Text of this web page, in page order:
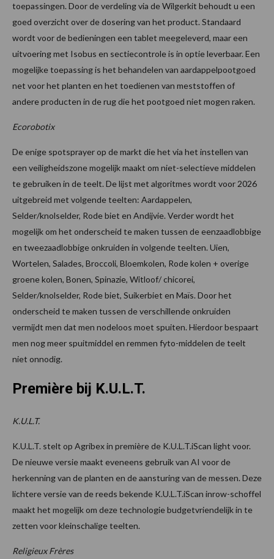
toepassingen. Door de verdeling via de Wilgerkit behoudt u een
goed overzicht over de dosering van het product. Standaard
wordt voor de bedieningen een tablet meegeleverd, maar een
uitvoering met Isobus en sectiecontrole is in optie leverbaar. Een
mogelijke toepassing is het behandelen van aardappelpootgoed
net voor het planten en het toedienen van meststoffen of
andere producten in de rug die het pootgoed niet mogen raken.
Ecorobotix
De enige spotsprayer op de markt die het via het instellen van
een veiligheidszone mogelijk maakt om niet-selectieve middelen
te gebruiken in de teelt. De lijst met algoritmes wordt voor 2026
uitgebreid met volgende teelten: Aardappelen,
Selder/knolselder, Rode biet en Andijvie. Verder wordt het
mogelijk om het onderscheid te maken tussen de eenzaadlobbige
en tweezaadlobbige onkruiden in volgende teelten. Uien,
Wortelen, Salades, Broccoli, Bloemkolen, Rode kolen + overige
groene kolen, Bonen, Spinazie, Witloof/ chicorei,
Selder/knolselder, Rode biet, Suikerbiet en Maïs. Door het
onderscheid te maken tussen de verschillende onkruiden
vermijdt men dat men nodeloos moet spuiten. Hierdoor bespaart
men nog meer spuitmiddel en remmen fyto-middelen de teelt
niet onnodig.
Première bij K.U.L.T.
K.U.L.T.
K.U.L.T. stelt op Agribex in première de K.U.L.T.iScan light voor.
De nieuwe versie maakt eveneens gebruik van AI voor de
herkenning van de planten en de aansturing van de messen. Deze
lichtere versie van de reeds bekende K.U.L.T.iScan inrow-schoffel
maakt het mogelijk om deze technologie budgetvriendelijk in te
zetten voor kleinschalige teelten.
Religieux Frères